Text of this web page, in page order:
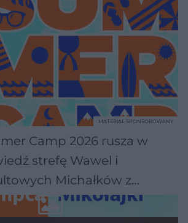
Camp 2026 rusza w
strefę Wawel i
Michałków z
MATERIAŁ SPONSOROWANY